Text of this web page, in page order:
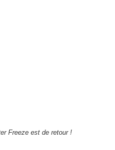
Freeze est de retour !